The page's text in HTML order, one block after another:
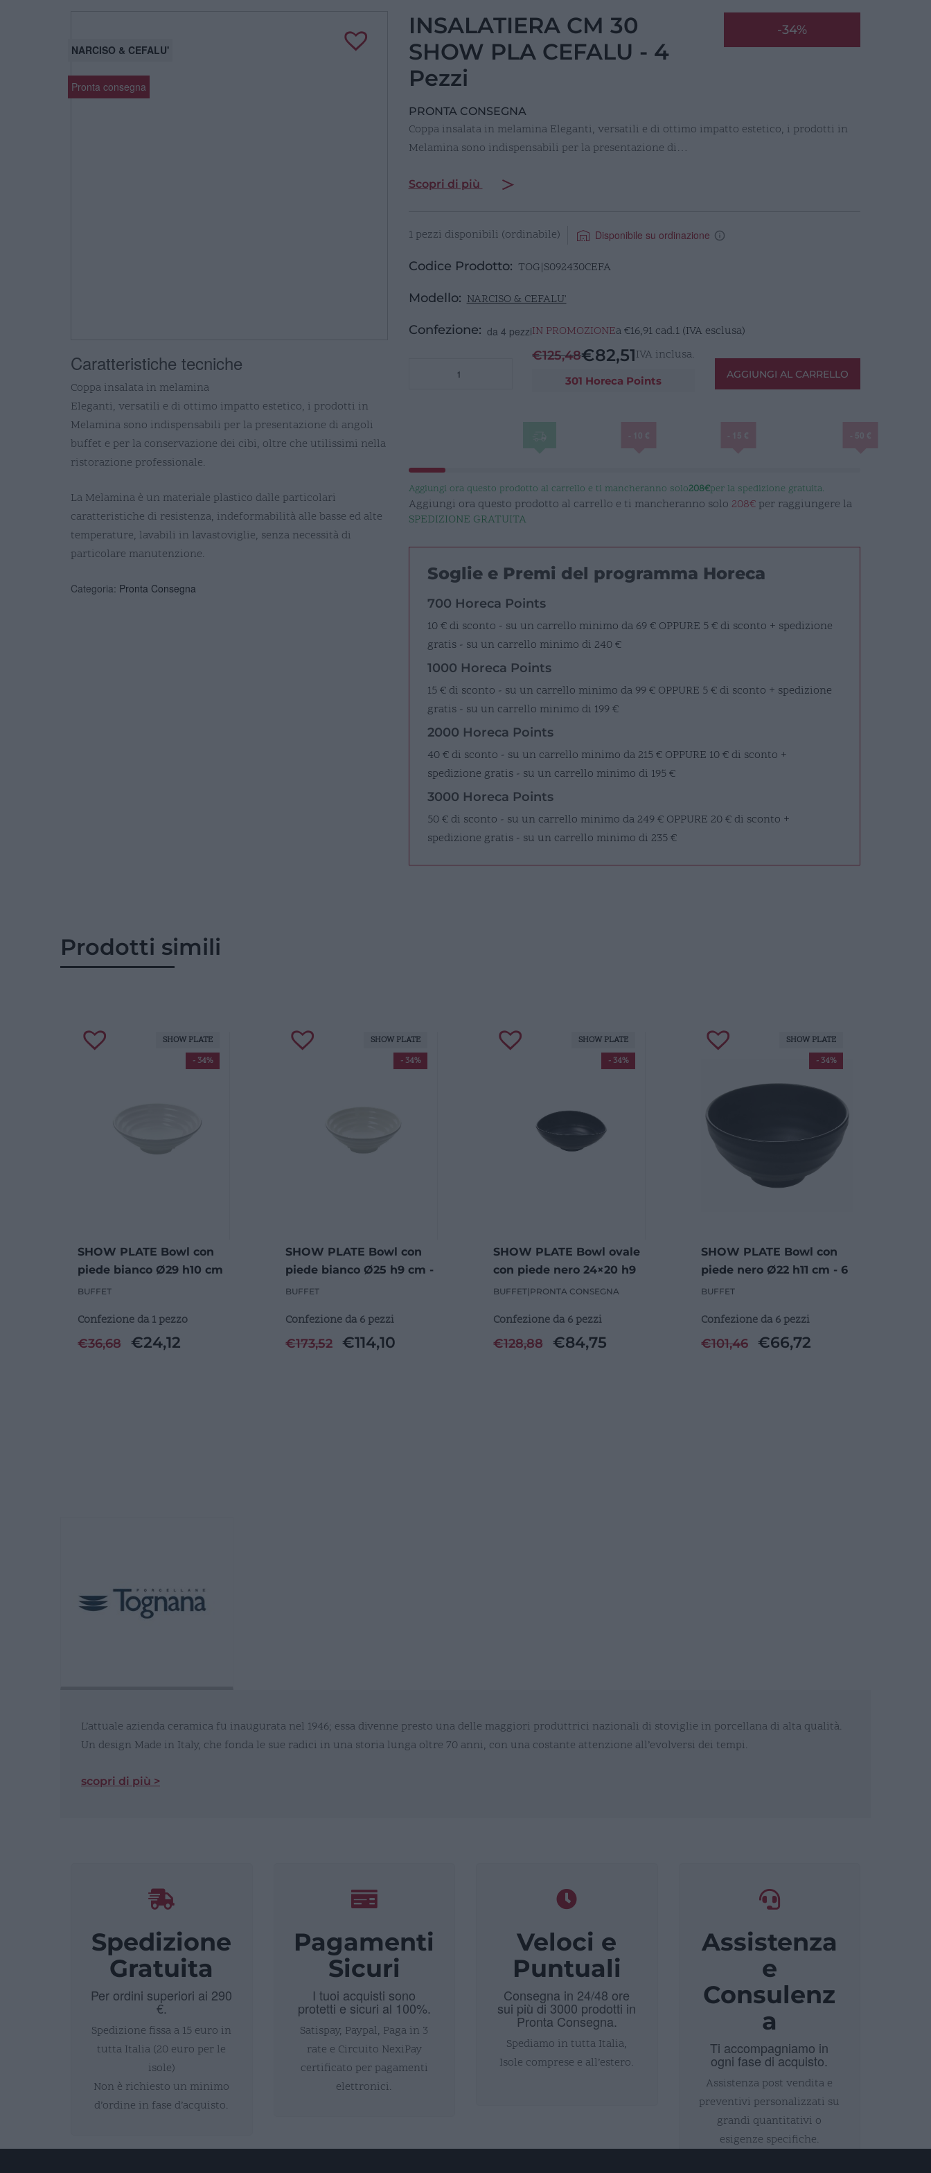
Pronta consegna
NARCISO & CEFALU'
Caratteristiche tecniche
Coppa insalata in melamina
Eleganti, versatili e di ottimo impatto estetico, i prodotti in
Melamina sono indispensabili per la presentazione di angoli
buffet e per la conservazione dei cibi, oltre che utilissimi nella
ristorazione professionale.
La Melamina è un materiale plastico dalle particolari
caratteristiche di resistenza, indeformabilità alle basse ed alte
temperature, lavabili in lavastoviglie, senza necessità di
particolare manutenzione.
Categoria: Pronta Consegna
INSALATIERA CM 30
SHOW PLA CEFALU - 4
Pezzi
-34%
PRONTA CONSEGNA
Coppa insalata in melamina Eleganti, versatili e di ottimo impatto estetico, i prodotti in
Melamina sono indispensabili per la presentazione di…
Scopri di più
1 pezzi disponibili (ordinabile) Disponibile su ordinazione
Codice Prodotto: TOG|S092430CEFA
Modello: NARCISO & CEFALU'
Confezione: da 4 pezziIN PROMOZIONEa€16,91cad.1 (IVA esclusa)
€125,48€82,51IVA inclusa.
301 Horeca Points
AGGIUNGI AL CARRELLO
Aggiungi ora questo prodotto al carrello e ti mancheranno solo208€per la spedizione gratuita.
Aggiungi ora questo prodotto al carrello e ti mancheranno solo 208€per raggiungere la
SPEDIZIONE GRATUITA
Soglie e Premi del programma Horeca
700 Horeca Points
10 € di sconto - su un carrello minimo da 69 € OPPURE 5 € di sconto + spedizione
gratis - su un carrello minimo di 240 €
1000 Horeca Points
15 € di sconto - su un carrello minimo da 99 € OPPURE 5 € di sconto + spedizione
gratis - su un carrello minimo di 199 €
2000 Horeca Points
40 € di sconto - su un carrello minimo da 215 € OPPURE 10 € di sconto +
spedizione gratis - su un carrello minimo di 195 €
3000 Horeca Points
50 € di sconto - su un carrello minimo da 249 € OPPURE 20 € di sconto +
spedizione gratis - su un carrello minimo di 235 €
Prodotti simili
SHOW PLATE Bowl con
piede bianco Ø29 h10 cm
BUFFET
Confezione da 1 pezzo
€36,68 €24,12
- 34%
SHOW PLATE
SHOW PLATE Bowl con
piede bianco Ø25 h9 cm -
6 Pezzi
BUFFET
Confezione da 6 pezzi
€173,52 €114,10
- 34%
SHOW PLATE
SHOW PLATE Bowl ovale
con piede nero 24×20 h9
cm - 6 Pezzi
BUFFET| PRONTA CONSEGNA
Confezione da 6 pezzi
€128,88 €84,75
- 34%
SHOW PLATE
SHOW PLATE Bowl con
piede nero Ø22 h11 cm - 6
Pezzi
BUFFET
Confezione da 6 pezzi
€101,46 €66,72
- 34%
SHOW PLATE
L’attuale azienda ceramica fu inaugurata nel 1946; essa divenne presto una delle maggiori produttrici nazionali di stoviglie in porcellana di alta qualità.
Un design Made in Italy, che fonda le sue radici in una storia lunga oltre 70 anni, con una costante attenzione all’evolversi dei tempi.
scopri di più >
Spedizione
Gratuita
Per ordini superiori ai 290
€.
Spedizione fissa a 15 euro in
tutta Italia (20 euro per le
isole)
Non è richiesto un minimo
d’ordine in fase d’acquisto.
Pagamenti
Sicuri
I tuoi acquisti sono
protetti e sicuri al 100%.
Satispay, Paypal, Paga in 3
rate e Circuito NexiPay
certificato per pagamenti
elettronici.
Veloci e
Puntuali
Consegna in 24/48 ore
sui più di 3000 prodotti in
Pronta Consegna.
Spediamo in tutta Italia,
Isole comprese e all’estero.
Assistenza
e
Consulenz
a
Ti accompagniamo in
ogni fase di acquisto.
Assistenza post vendita e
preventivi personalizzati su
grandi quantitativi o
esigenze specifiche.